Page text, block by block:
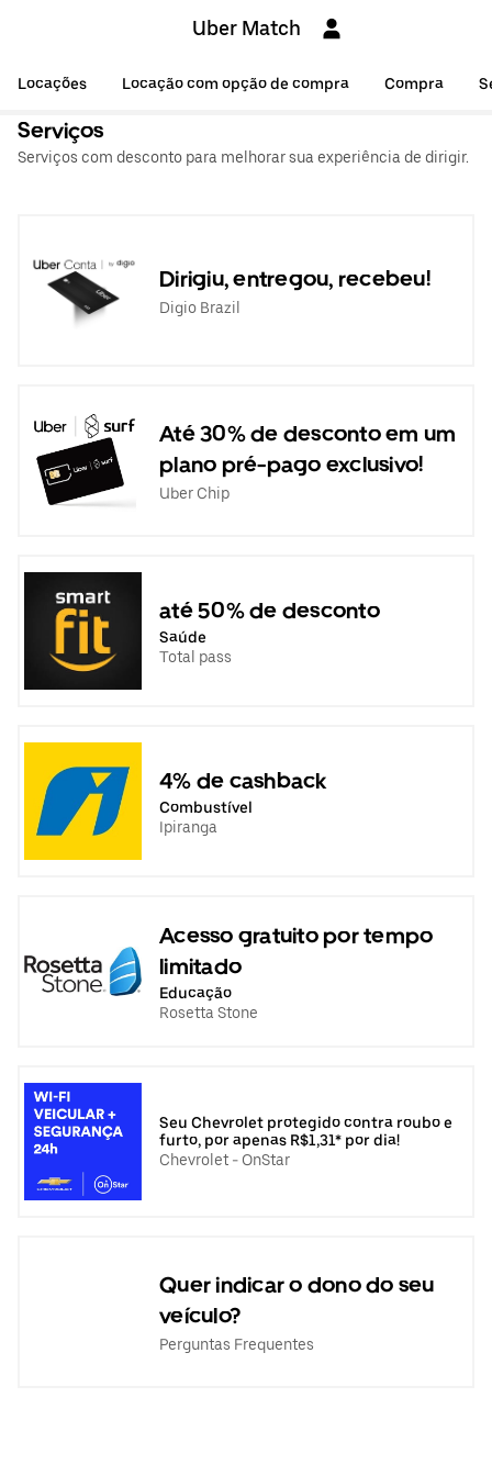
Uber Match
Locações Locação com opção de compra Compra
Serviços
Serviços com desconto para melhorar sua experiência de dirigir.
Dirigiu, entregou, recebeu!
Digio Brazil
Até 30% de desconto em um
plano pré-pago exclusivo!
Uber Chip
até 50% de desconto
Saúde
Total pass
4% de cashback
Combustível
Ipiranga
Acesso gratuito por tempo
limitado
Educação
Rosetta Stone
Seu Chevrolet protegido contra roubo e
furto, por apenas R$1,31* por dia!
Chevrolet - OnStar
Quer indicar o dono do seu
veículo?
Perguntas Frequentes